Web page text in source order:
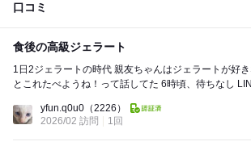
口コミ
食後の高級ジェラート
1日2ジェラートの時代 親友ちゃんはジェラートが好きなので お寿司のあ
とこれたべようね！って話してた 6時頃、待ちなし LINE追加でサイズア
yfun.q0u0 （2226）
2026/02 訪問
1回